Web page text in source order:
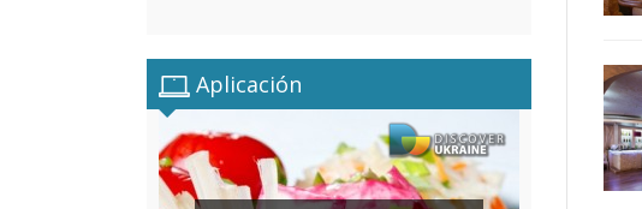
Aplicación